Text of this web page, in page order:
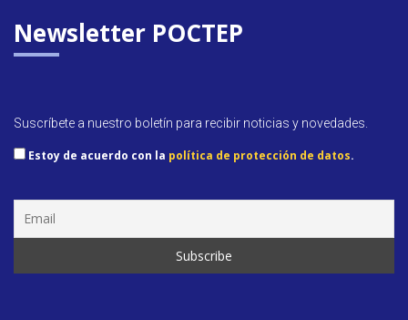
Newsletter POCTEP
Suscríbete a nuestro boletín para recibir noticias y novedades.
Estoy de acuerdo con la política de protección de datos.